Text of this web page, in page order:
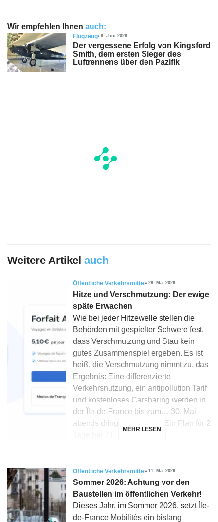
Wir empfehlen Ihnen auch:
Flugzeug 9. Juni 2026
Der vergessene Erfolg von Kingsford
Smith, dem ersten Sieger des
Luftrennens über den Pazifik
Weitere Artikel auch
Öffentliche Verkehrsmittel 28. Mai 2026
Hitze und Verschmutzung: Der ewige
späte Erwachen
Wie bei jeder Hitzewelle stellen die
Behörden mit gespielter Schwere fest,
dass Verschmutzung und Stau kein
gutes Zusammenspiel ergeben. Es ist
heiß, die Verschmutzung nimmt zu, das
Ergebnis: Eine differenzierte
Verkehrsnutzung, ein antipollution Tarif
und kostenloses Carsharing werden in
der Île-de-France bis zum… 30. Mai
abends dringend aktiviert. Ein Plan für 2
MEHR LESEN
Öffentliche Verkehrsmittel 11. Mai 2026
Sommer 2026: Achtung vor den
Baustellen im öffentlichen Verkehr!
Dieses Jahr, im Sommer 2026, setzt Île-
de-France Mobilités ein bislang